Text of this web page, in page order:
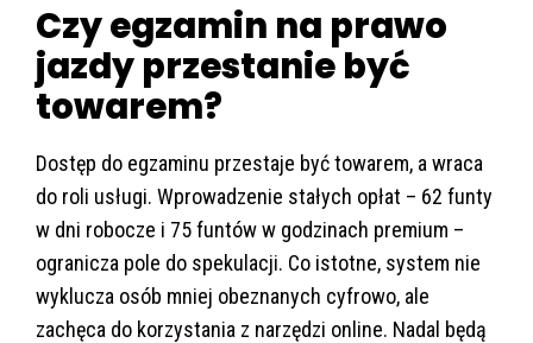
Czy egzamin na prawo
jazdy przestanie być
towarem?
Dostęp do egzaminu przestaje być towarem, a wraca
do roli usługi. Wprowadzenie stałych opłat – 62 funty
w dni robocze i 75 funtów w godzinach premium –
ogranicza pole do spekulacji. Co istotne, system nie
wyklucza osób mniej obeznanych cyfrowo, ale
zachęca do korzystania z narzędzi online. Nadal będą